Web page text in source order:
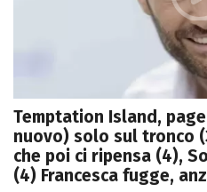
Temptation Island,
nuovo) solo sul tronco
che poi ci ripensa (4),
(4) Francesca fugge,